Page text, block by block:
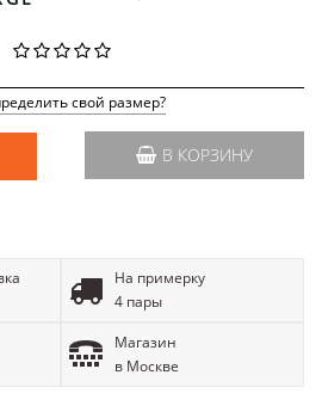
свой размер?
В КОРЗИНУ
На примерку
4 пары
Магазин
в Москве